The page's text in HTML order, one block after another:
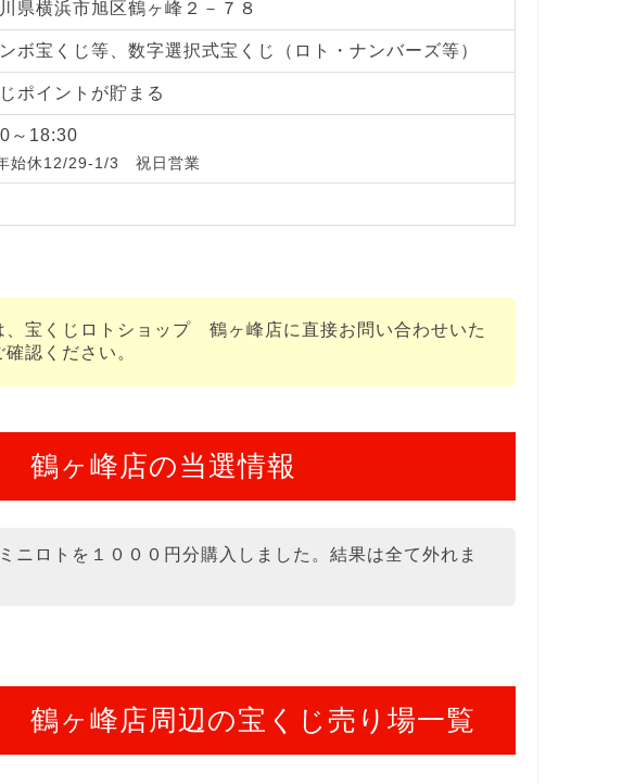
県横浜市旭区鶴ヶ峰２－７８
ボ宝くじ等、数字選択式宝くじ（ロト・ナンバーズ等）
ポイントが貯まる
～18:30
始休12/29-1/3 祝日営業
、宝くじロトショップ 鶴ヶ峰店に直接お問い合わせいた
認ください。
鶴ヶ峰店の当選情報
ニロトを１０００円分購入しました。結果は全て外れま
鶴ヶ峰店周辺の宝くじ売り場一覧